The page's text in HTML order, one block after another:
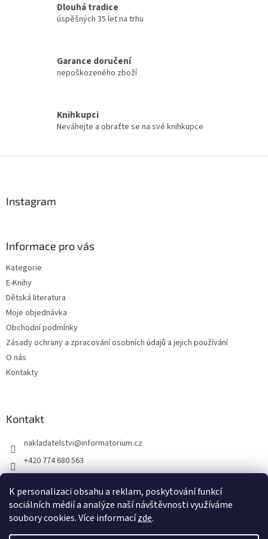
K personalizaci obsahu a reklam, poskytování funkcí
sociálních médií a analýze naší návštěvnosti využíváme
soubory cookies. Více informacízde.
í
y
i
s
n
í
Dlouhá tradice
úspěšných 35 let na trhu
Garance doručení
nepoškozeného zboží
Knihkupci
Neváhejte a obraťte se na své knihkupce
Instagram
Informace pro vás
Kategorie
E-Knihy
Dětská literatura
Moje objednávka
Obchodní podmínky
Zásady ochrany a zpracování osobních údajů a jejich používání
O nás
Kontakty
Kontakt
nakladatelstvi@informatorium.cz
+420 774 680 563
informatorium/